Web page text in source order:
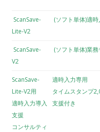
ScanSave-
Lite-V2
(ソフト単体)適
ScanSave-
V2
(ソフト単体)業
ScanSave-
Lite-V2用
適時入力導入
支援
コンサルティ
適時入力専用
タイムスタンプ
支援付き